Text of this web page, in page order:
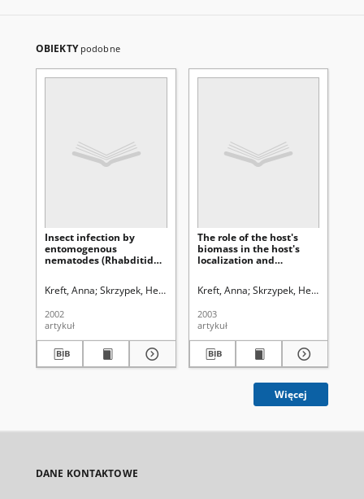
OBIEKTY podobne
Insect infection by
entomogenous
nematodes (Rhabditida:
the conditions of
Kreft, Anna Skrzypek, Henryk Uniwersytet Marii Curie-Skłodowskiej
2002
artykuł
The role of the host's
biomass in the host's
localization and
neumatodes
Steinernematidae and
Heterorhabditidae)
Kreft, Anna Skrzypek, Henryk
2003
artykuł
Więcej
DANE KONTAKTOWE